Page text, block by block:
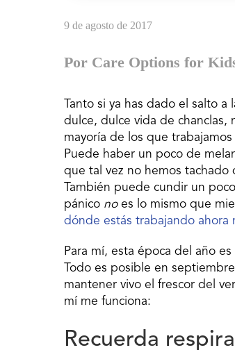
9 de agosto de 2017
Por Care Options for
Tanto si ya has dado el salto
dulce, dulce vida de chanclas,
mayoría de los que
Puede haber un poco de
que tal vez no hemos tachado
También puede cundir un
pánico noes lo mismo que
dónde estás trabajando ahora
Para mí, esta época del año
Todo es posible en
mantener vivo el frescor del
mí me funciona:
Recuerda